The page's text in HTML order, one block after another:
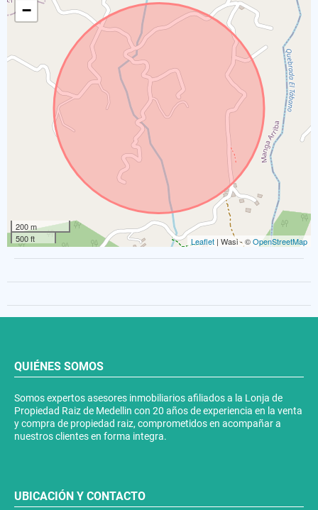
−
200 m
500 ft
Leaflet | Wasi - ©OpenStreetMap
QUIÉNES SOMOS
Somos expertos asesores inmobiliarios afiliados a la Lonja de
Propiedad Raiz de Medellin con 20 años de experiencia en la venta
y compra de propiedad raiz, comprometidos en acompañar a
nuestros clientes en forma integra.
UBICACIÓN Y CONTACTO